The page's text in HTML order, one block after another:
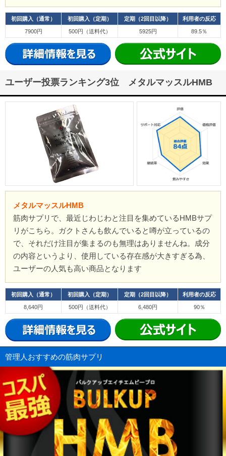
初回購入（通常） 初回購入（定期） 定期（2回目以降） 利用者の反応
7900円 500円（送料代） 5925円 89.5％
ユーザー投票ランキング3位 メタルマッスルHMB
メタルマッスルHMB
筋肉サプリで、最近じわじわと注目を集めているHMBサプ
リがこちら。ガクトさんも飲んでいると噂が立っているの
で、それだけ注目が集まるのも無理はありませんね。成分
の内容というより、使用している存在感が大きすぎる為、
ユーザーの人気も高い商品となります
初回購入（通常） 初回購入（定期） 定期（2回目以降） 利用者の反応
8,640円 500円（送料代） 6,480円 90％
管理人おすすめの筋肉サプリ